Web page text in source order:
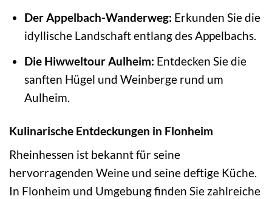
Der Appelbach-Wanderweg: Erkunden Sie die
idyllische Landschaft entlang des Appelbachs.
Die Hiwweltour Aulheim: Entdecken Sie die
sanften Hügel und Weinberge rund um
Aulheim.
Kulinarische Entdeckungen in Flonheim
Rheinhessen ist bekannt für seine
hervorragenden Weine und seine deftige Küche.
In Flonheim und Umgebung finden Sie zahlreiche